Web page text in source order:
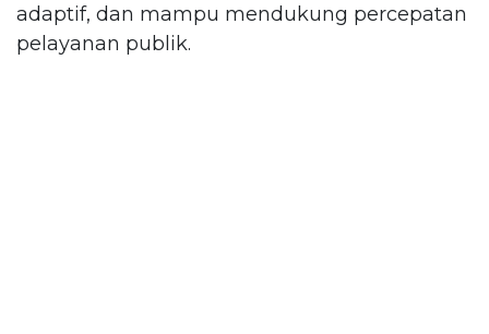
adaptif, dan mampu mendukung percepatan
pelayanan publik.